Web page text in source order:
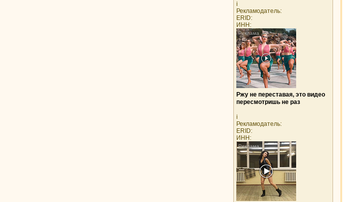
i
Рекламодатель:
ERID:
ИНН:
Ржу не переставая, это видео
пересмотришь не раз
i
Рекламодатель:
ERID:
ИНН: